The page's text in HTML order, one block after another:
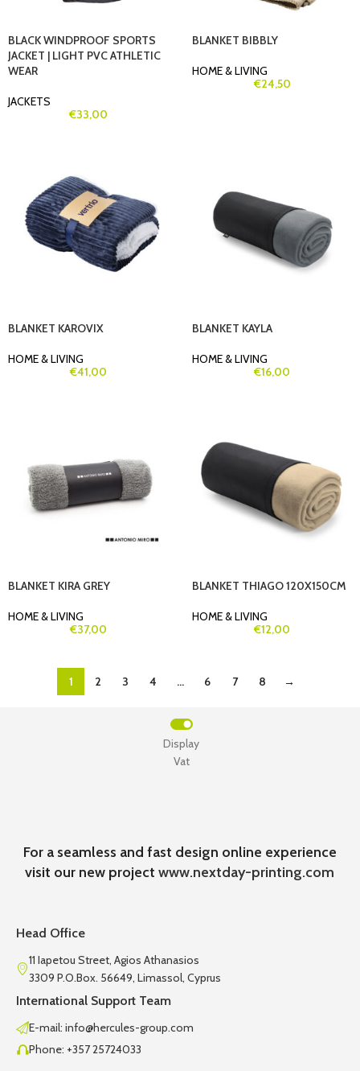
BLACK WINDPROOF SPORTS
JACKET | LIGHT PVC ATHLETIC
WEAR
JACKETS
€33,00
BLANKET BIBBLY
HOME & LIVING
€24,50
BLANKET KAROVIX
HOME & LIVING
€41,00
BLANKET KAYLA
HOME & LIVING
€16,00
BLANKET KIRA GREY
HOME & LIVING
€37,00
BLANKET THIAGO 120X150CM
HOME & LIVING
€12,00
1 2 3 4 … 6 7 8 →
Vat
Display
For a seamless and fast design online experience
visit our new projectwww.nextday-printing.com
Head Office
11 Iapetou Street, Agios Athanasios
3309 P.O.Box. 56649, Limassol, Cyprus
International Support Team
E-mail: info@hercules-group.com
Phone: +357 25724033